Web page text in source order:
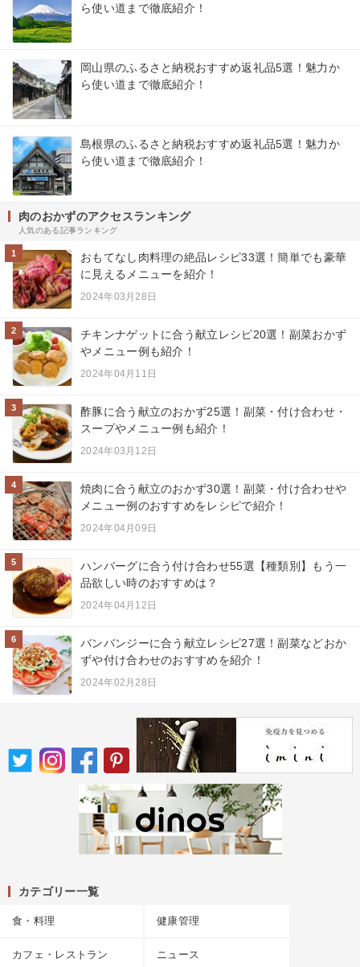
ら使い道まで徹底紹介！
岡山県のふるさと納税おすすめ返礼品5選！魅力か
ら使い道まで徹底紹介！
島根県のふるさと納税おすすめ返礼品5選！魅力か
ら使い道まで徹底紹介！
肉のおかずのアクセスランキング
人気のある記事ランキング
1
おもてなし肉料理の絶品レシピ33選！簡単でも豪華
に見えるメニューを紹介！
2024年03月28日
2
チキンナゲットに合う献立レシピ20選！副菜おかず
やメニュー例も紹介！
2024年04月11日
3
酢豚に合う献立のおかず25選！副菜・付け合わせ・
スープやメニュー例も紹介！
2024年03月12日
4
焼肉に合う献立のおかず30選！副菜・付け合わせや
メニュー例のおすすめをレシピで紹介！
2024年04月09日
5
ハンバーグに合う付け合わせ55選【種類別】もう一
品欲しい時のおすすめは？
2024年04月12日
6
バンバンジーに合う献立レシピ27選！副菜などおか
ずや付け合わせのおすすめを紹介！
2024年02月28日
カテゴリー一覧
食・料理 健康管理
カフェ・レストラン ニュース